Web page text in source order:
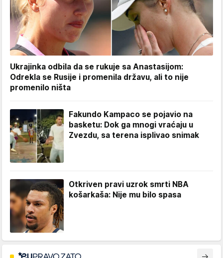
Ukrajinka odbila da se rukuje sa Anastasijom:
Odrekla se Rusije i promenila državu, ali to nije
promenilo ništa
Fakundo Kampaco se pojavio na
basketu: Dok ga mnogi vraćaju u
Zvezdu, sa terena isplivao snimak
Otkriven pravi uzrok smrti NBA
košarkaša: Nije mu bilo spasa